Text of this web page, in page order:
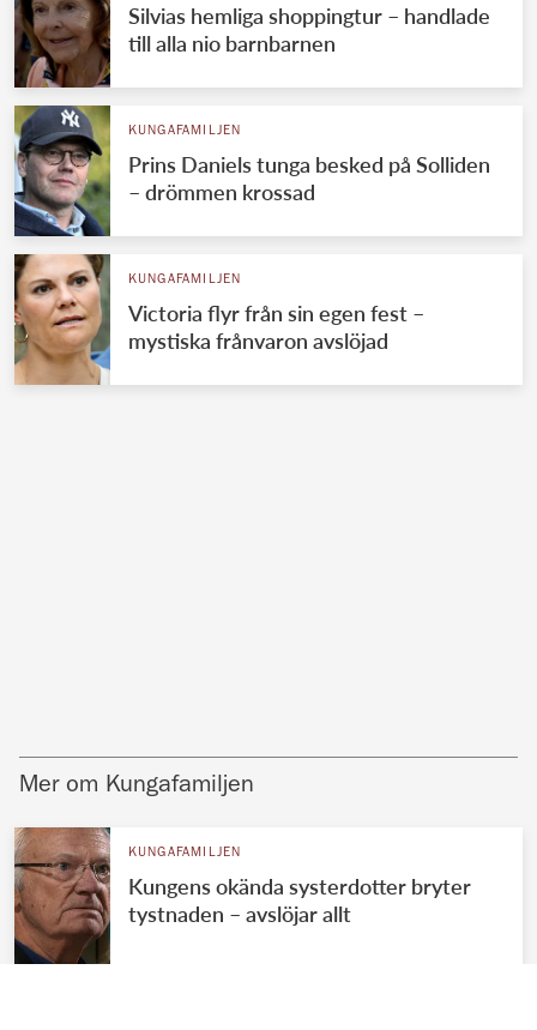
Silvias hemliga shoppingtur – handlade
till alla nio barnbarnen
KUNGAFAMILJEN
Prins Daniels tunga besked på Solliden
– drömmen krossad
KUNGAFAMILJEN
Victoria flyr från sin egen fest –
mystiska frånvaron avslöjad
Mer om Kungafamiljen
KUNGAFAMILJEN
Kungens okända systerdotter bryter
tystnaden – avslöjar allt